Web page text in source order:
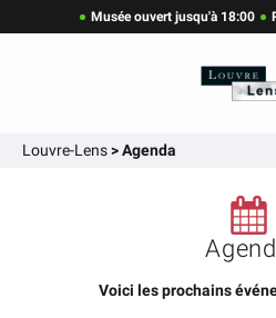
Musée ouvert jusqu'à 18:00
Louvre-Lens>Agenda
Voici les prochains